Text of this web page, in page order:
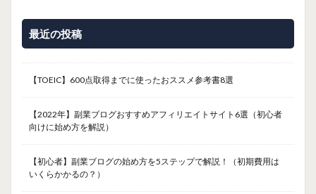
最近の投稿
【TOEIC】600点取得までに使ったおススメ参考書8選
【2022年】副業ブログおすすめアフィリエイトサイト6選（初心者
向けに始め方を解説）
【初心者】副業ブログの始め方を5ステップで解説！（初期費用は
いくらかかるの？）